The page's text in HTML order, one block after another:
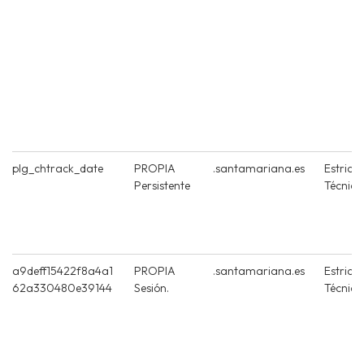
plg_chtrack_date
PROPIA
Persistente
.santamariana.es
a9deff15422f8a4a1
62a330480e39144
PROPIA
Sesión.
.santamariana.es